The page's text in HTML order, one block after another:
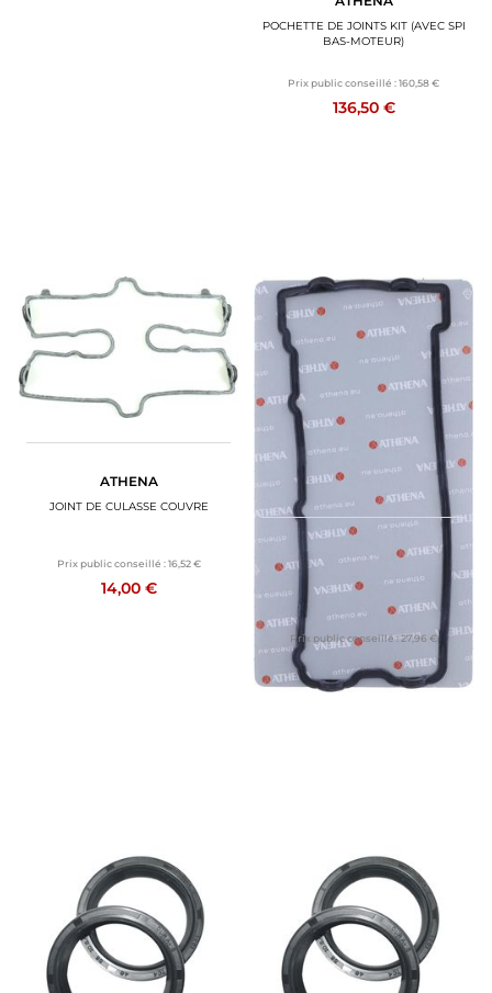
POCHETTE DE JOINTS KIT (AVEC SPI
BAS-MOTEUR)
Prix public conseillé :160,58 €
136,50 €
ATHENA
JOINT DE CULASSE COUVRE
Prix public conseillé : 16,52 €
14,00 €
ATHENA
JOINT DE CULASSE COUVRE
Prix public conseillé :27,96 €